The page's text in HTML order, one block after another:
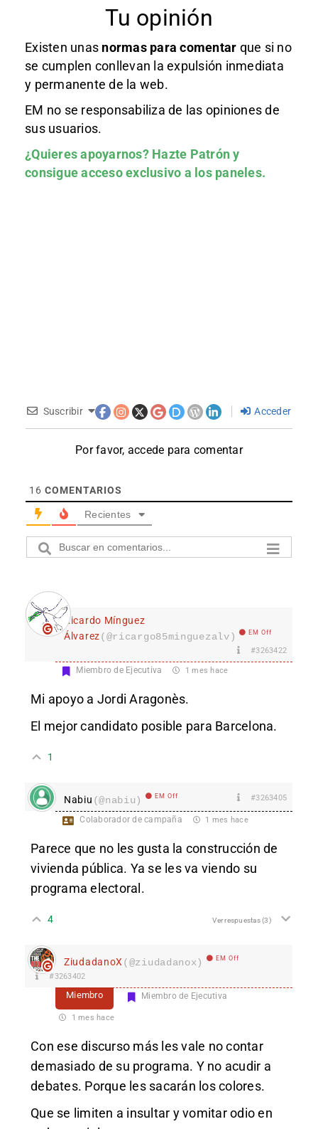
Tu opinión
Existen unas normas para comentar que si no
se cumplen conllevan la expulsión inmediata
y permanente de la web.
EM no se responsabiliza de las opiniones de
sus usuarios.
¿Quieres apoyarnos? Hazte Patróny
consigue acceso exclusivo a los paneles.
Suscribir Acceder
Por favor, accede para comentar
16 COMENTARIOS
Recientes
Ricardo Mínguez
Álvarez(@ricargo85minguezalv) EM Off
#3263422
Miembro de Ejecutiva 1 mes hace
Mi apoyo a Jordi Aragonès.
El mejor candidato posible para Barcelona.
1
Nabiu (@nabiu) EM Off #3263405
Colaborador de campaña 1 mes hace
Parece que no les gusta la construcción de
vivienda pública. Ya se les va viendo su
programa electoral.
4 Ver respuestas(3)
ZiudadanoX (@ziudadanox) EM Off
#3263402
Miembro Miembro de Ejecutiva
1 mes hace
Con ese discurso más les vale no contar
demasiado de su programa. Y no acudir a
debates. Porque les sacarán los colores.
Que se limiten a insultar y vomitar odio en